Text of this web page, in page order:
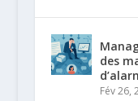
des
Fév 26,